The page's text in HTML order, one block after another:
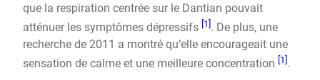
que la respiration centrée sur le Dantian pouvait
atténuer les symptômes dépressifs [1]. De plus, une
recherche de 2011 a montré qu’elle encourageait une
sensation de calme et une meilleure concentration [1] .